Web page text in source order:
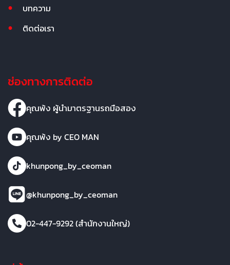
บทความ
ติดต่อเรา
ช่องทางการติดต่อ
คุณพ้ง ผู้นำมาตรฐานรถมือสอง
คุณพ้ง by CEO MAN
khunpong_by_ceoman
@khunpong_by_ceoman
02-447-9292 (สำนักงานใหญ่)